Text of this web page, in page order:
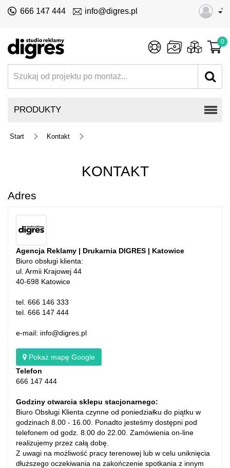
•
666 147 444 info@digres.pl
0
PRODUKTY
Start Kontakt
KONTAKT
Adres
Agencja Reklamy | Drukarnia DIGRES | Katowice
Biuro obsługi klienta:
ul. Armii Krajowej 44
40-698 Katowice
tel. 666 146 333
tel. 666 147 444
e-mail: info@digres.pl
Pokaż mapę Google
Telefon
666 147 444
Godziny otwarcia sklepu stacjonarnego:
Biuro Obsługi Klienta czynne od poniedziałku do piątku w
godzinach 8.00 - 16.00. Ponadto jesteśmy dostępni pod
telefonem od godz. 8.00 do 22.00. Zamówienia on-line
realizujemy przez całą dobę.
Z uwagi na możliwość pracy terenowej lub w celu uniknięcia
dłuższego oczekiwania na zakończenie spotkania z innym